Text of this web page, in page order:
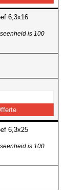
6,3x16
is 100
6,3x25
is 100